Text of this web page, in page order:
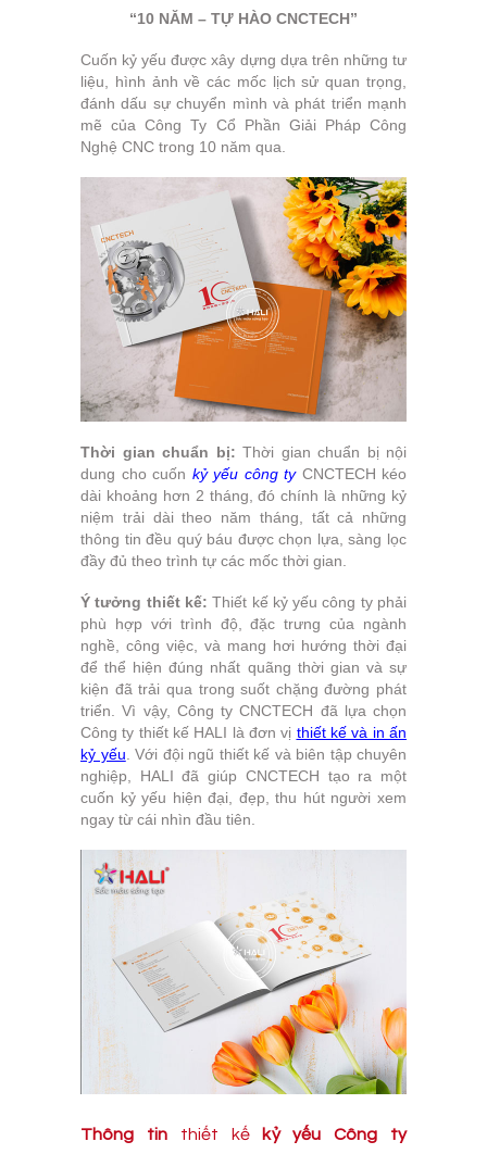
“10 NĂM – TỰ HÀO CNCTECH”
Cuốn kỷ yếu được xây dựng dựa trên những tư
liệu, hình ảnh về các mốc lịch sử quan trọng,
đánh dấu sự chuyển mình và phát triển mạnh
mẽ của Công Ty Cổ Phần Giải Pháp Công
Nghệ CNC trong 10 năm qua.
Thời gian chuẩn bị: Thời gian chuẩn bị nội
dung cho cuốn kỷ yếu công tyCNCTECH kéo
dài khoảng hơn 2 tháng, đó chính là những kỷ
niệm trải dài theo năm tháng, tất cả những
thông tin đều quý báu được chọn lựa, sàng lọc
đầy đủ theo trình tự các mốc thời gian.
Ý tưởng thiết kế: Thiết kế kỷ yếu công ty phải
phù hợp với trình độ, đặc trưng của ngành
nghề, công việc, và mang hơi hướng thời đại
để thể hiện đúng nhất quãng thời gian và sự
kiện đã trải qua trong suốt chặng đường phát
triển. Vì vậy, Công ty CNCTECH đã lựa chọn
Công ty thiết kế HALI là đơn vị thiết kế và in ấn
kỷ yếu . Với đội ngũ thiết kế và biên tập chuyên
nghiệp, HALI đã giúp CNCTECH tạo ra một
cuốn kỷ yếu hiện đại, đẹp, thu hút người xem
ngay từ cái nhìn đầu tiên.
Thông tin thiết kế kỷ yếu Công ty